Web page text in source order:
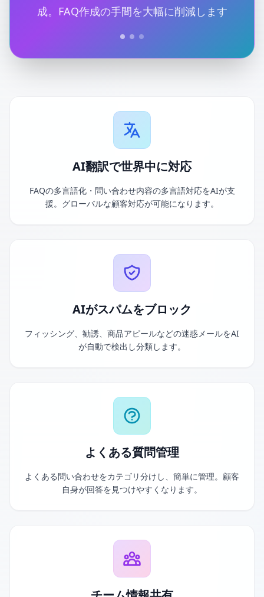
成。FAQ作成の手間を大幅に削減します
AI翻訳で世界中に対応
FAQの多言語化・問い合わせ内容の多言語対応をAIが支
援。グローバルな顧客対応が可能になります。
AIがスパムをブロック
フィッシング、勧誘、商品アピールなどの迷惑メールをAI
が自動で検出し分類します。
よくある質問管理
よくある問い合わせをカテゴリ分けし、簡単に管理。顧客
自身が回答を見つけやすくなります。